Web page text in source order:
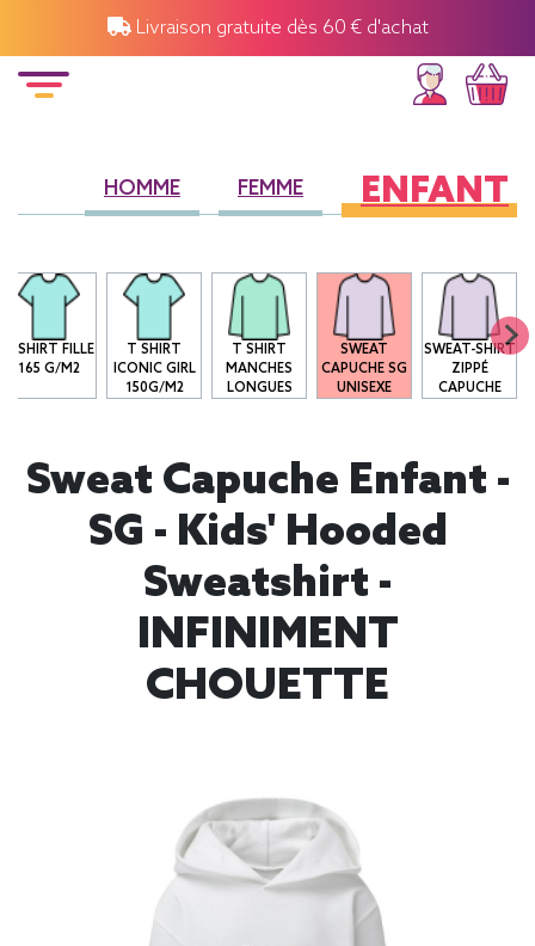
Livraison gratuite dès 60 € d'achat
HOMME FEMME ENFANT
T-SHIRT FILLE
165 G/M2
T SHIRT
ICONIC GIRL
150G/M2
T SHIRT
MANCHES
LONGUES
SWEAT
CAPUCHE SG
UNISEXE
SWEAT-SHIRT
ZIPPÉ
CAPUCHE
Sweat Capuche Enfant -
SG - Kids' Hooded
Sweatshirt -
INFINIMENT
CHOUETTE